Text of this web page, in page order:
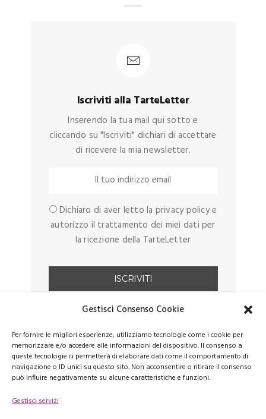
Gestisci Consenso Cookie
Per fornire le migliori esperienze, utilizziamo tecnologie come i cookie per
memorizzare e/o accedere alle informazioni del dispositivo. Il consenso a
queste tecnologie ci permetterà di elaborare dati come il comportamento di
navigazione o ID unici su questo sito. Non acconsentire o ritirare il consenso
può influire negativamente su alcune caratteristiche e funzioni.
Gestisci servizi
Iscriviti alla TarteLetter
Inserendo la tua mail qui sotto e
cliccando su "Iscriviti" dichiari di accettare
di ricevere la mia newsletter.
Dichiaro di aver letto la privacy policy e
autorizzo il trattamento dei miei dati per
la ricezione della TarteLetter